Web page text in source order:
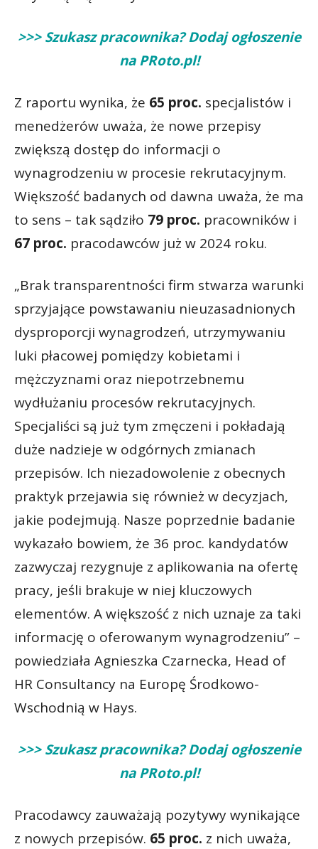
>>> Szukasz pracownika? Dodaj ogłoszenie
na PRoto.pl!
Z raportu wynika, że 65 proc. specjalistów i
menedżerów uważa, że nowe przepisy
zwiększą dostęp do informacji o
wynagrodzeniu w procesie rekrutacyjnym.
Większość badanych od dawna uważa, że ma
to sens – tak sądziło 79 proc. pracowników i
67 proc. pracodawców już w 2024 roku.
„Brak transparentności firm stwarza warunki
sprzyjające powstawaniu nieuzasadnionych
dysproporcji wynagrodzeń, utrzymywaniu
luki płacowej pomiędzy kobietami i
mężczyznami oraz niepotrzebnemu
wydłużaniu procesów rekrutacyjnych.
Specjaliści są już tym zmęczeni i pokładają
duże nadzieje w odgórnych zmianach
przepisów. Ich niezadowolenie z obecnych
praktyk przejawia się również w decyzjach,
jakie podejmują. Nasze poprzednie badanie
wykazało bowiem, że 36 proc. kandydatów
zazwyczaj rezygnuje z aplikowania na ofertę
pracy, jeśli brakuje w niej kluczowych
elementów. A większość z nich uznaje za taki
informację o oferowanym wynagrodzeniu” –
powiedziała Agnieszka Czarnecka, Head of
HR Consultancy na Europę Środkowo-
Wschodnią w Hays.
>>> Szukasz pracownika? Dodaj ogłoszenie
na PRoto.pl!
Pracodawcy zauważają pozytywy wynikające
z nowych przepisów. 65 proc. z nich uważa,